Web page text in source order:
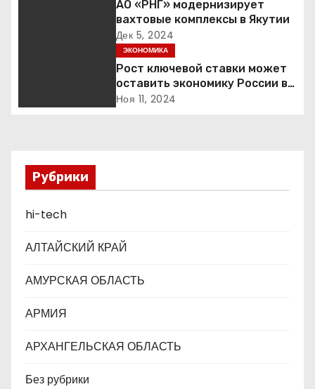
о
а
п
и
с
я
м
АО «РНГ» модернизирует
вахтовые комплексы в Якутии
Дек 5, 2024
ЭКОНОМИКА
Рост ключевой ставки может
оставить экономику России в
руинах: кто пытается
Ноя 11, 2024
Рубрики
hi-tech
АЛТАЙСКИЙ КРАЙ
АМУРСКАЯ ОБЛАСТЬ
АРМИЯ
АРХАНГЕЛЬСКАЯ ОБЛАСТЬ
Без рубрики